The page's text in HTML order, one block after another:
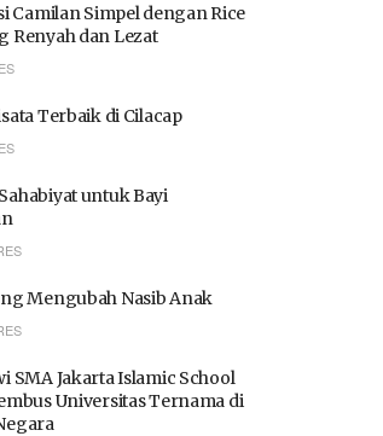
Camilan Simpel dengan Rice
Renyah dan Lezat
Terbaik di Cilacap
untuk Bayi
Mengubah Nasib Anak
SMA Jakarta Islamic School
Universitas Ternama di